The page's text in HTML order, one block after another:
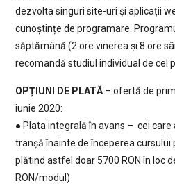
dezvolta singuri site-uri și aplicații
cunoștințe de programare.
săptămână (2 ore vinerea și 8 ore
recomandă studiul individual de cel
OPȚIUNI DE PLATĂ– ofertă de
iunie 2020:
● Plata integrală în avans – cei
tranșă înainte de începerea cursului
plătind astfel doar 5700 RON în loc
RON/modul)